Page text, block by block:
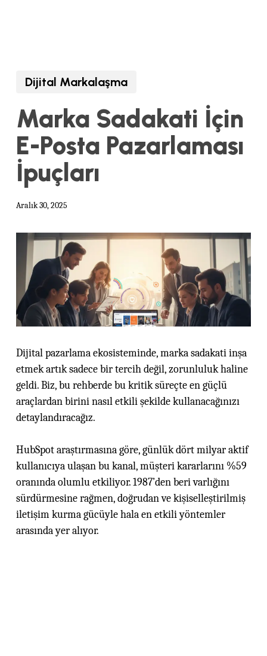
Dijital Markalaşma
Marka Sadakati İçin
E-Posta Pazarlaması
İpuçları
Aralık 30, 2025
Dijital pazarlama ekosisteminde, marka sadakati inşa
etmek artık sadece bir tercih değil, zorunluluk haline
geldi. Biz, bu rehberde bu kritik süreçte en güçlü
araçlardan birini nasıl etkili şekilde kullanacağınızı
detaylandıracağız.
HubSpot araştırmasına göre, günlük dört milyar aktif
kullanıcıya ulaşan bu kanal, müşteri kararlarını %59
oranında olumlu etkiliyor. 1987’den beri varlığını
sürdürmesine rağmen, doğrudan ve kişiselleştirilmiş
iletişim kurma gücüyle hala en etkili yöntemler
arasında yer alıyor.